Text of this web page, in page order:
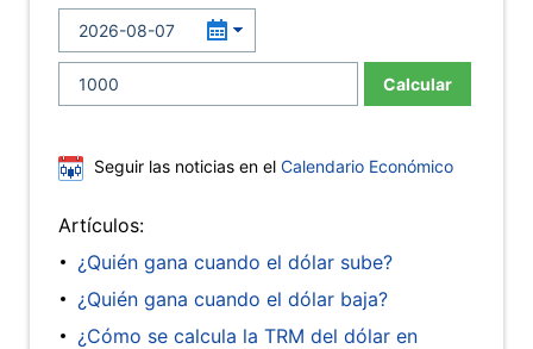
Calcular
Seguir las noticias en el Calendario Económico
Artículos:
¿Quién gana cuando el dólar sube?
¿Quién gana cuando el dólar baja?
¿Cómo se calcula la TRM del dólar en